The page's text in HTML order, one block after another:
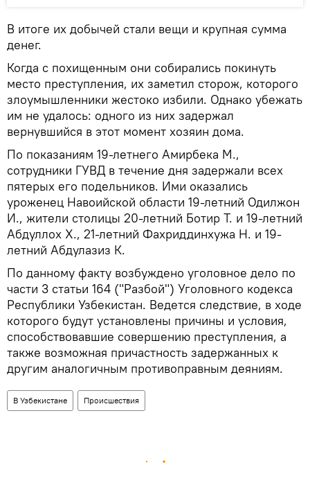
В итоге их добычей стали вещи и крупная сумма
денег.
Когда с похищенным они собирались покинуть
место преступления, их заметил сторож, которого
злоумышленники жестоко избили. Однако убежать
им не удалось: одного из них задержал
вернувшийся в этот момент хозяин дома.
По показаниям 19-летнего Амирбека М.,
сотрудники ГУВД в течение дня задержали всех
пятерых его подельников. Ими оказались
уроженец Навоийской области 19-летний Одилжон
И., жители столицы 20-летний Ботир Т. и 19-летний
Абдуллох Х., 21-летний Фахриддинхужа Н. и 19-
летний Абдулазиз К.
По данному факту возбуждено уголовное дело по
части 3 статьи 164 ("Разбой") Уголовного кодекса
Республики Узбекистан. Ведется следствие, в ходе
которого будут установлены причины и условия,
способствовавшие совершению преступления, а
также возможная причастность задержанных к
другим аналогичным противоправным деяниям.
В Узбекистане Происшествия